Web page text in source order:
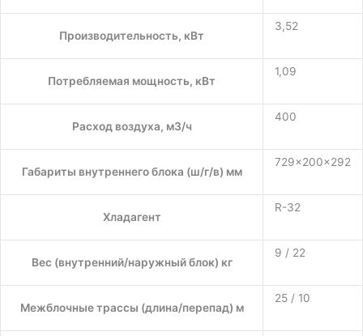
Производительность, кВт
3,52
Потребляемая мощность, кВт
1,09
Расход воздуха, м3/ч
400
Габариты внутреннего блока (ш/г/в) мм
729×200×292
Хладагент
R-32
Вес (внутренний/наружный блок) кг
9 / 22
Межблочные трассы (длина/перепад) м
25 / 10